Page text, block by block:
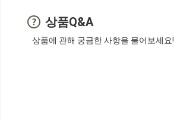
상품Q&A
상품에 관해 궁금한 사항을 물어보세요!